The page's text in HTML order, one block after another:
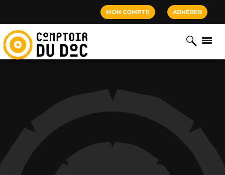
MON COMPTE ADHÉRER
Cookies management panel